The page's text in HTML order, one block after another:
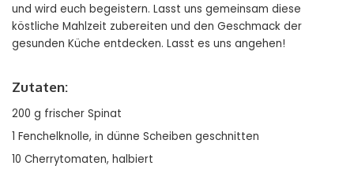
und wird euch begeistern. Lasst uns gemeinsam diese
köstliche Mahlzeit zubereiten und den Geschmack der
gesunden Küche entdecken. Lasst es uns angehen!
Zutaten:
200 g frischer Spinat
1 Fenchelknolle, in dünne Scheiben geschnitten
10 Cherrytomaten, halbiert